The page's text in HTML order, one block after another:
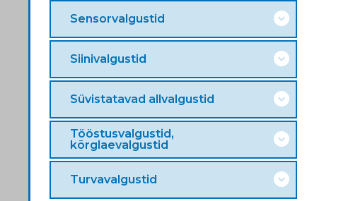
Sensorvalgustid
Siinivalgustid
Süvistatavad allvalgustid
Tööstusvalgustid,
kõrglaevalgustid
Turvavalgustid